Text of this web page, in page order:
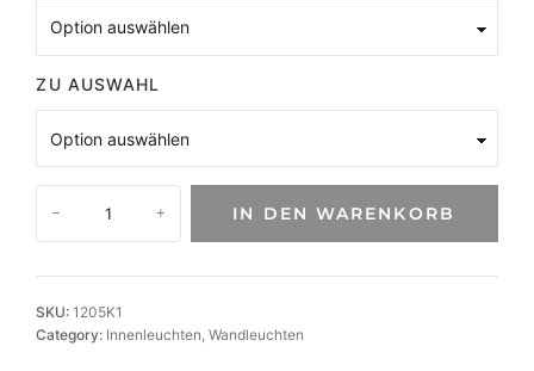
ZU AUSWAHL
g
a
n
− + IN DEN WARENKORB
SKU: 1205K1
Category: Innenleuchten , Wandleuchten